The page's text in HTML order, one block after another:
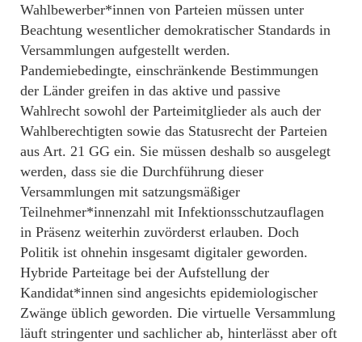
Wahlbewerber*innen von Parteien müssen unter
Beachtung wesentlicher demokratischer Standards in
Versammlungen aufgestellt werden.
Pandemiebedingte, einschränkende Bestimmungen
der Länder greifen in das aktive und passive
Wahlrecht sowohl der Parteimitglieder als auch der
Wahlberechtigten sowie das Statusrecht der Parteien
aus Art. 21 GG ein. Sie müssen deshalb so ausgelegt
werden, dass sie die Durchführung dieser
Versammlungen mit satzungsmäßiger
Teilnehmer*innenzahl mit Infektionsschutzauflagen
in Präsenz weiterhin zuvörderst erlauben. Doch
Politik ist ohnehin insgesamt digitaler geworden.
Hybride Parteitage bei der Aufstellung der
Kandidat*innen sind angesichts epidemiologischer
Zwänge üblich geworden. Die virtuelle Versammlung
läuft stringenter und sachlicher ab, hinterlässt aber oft